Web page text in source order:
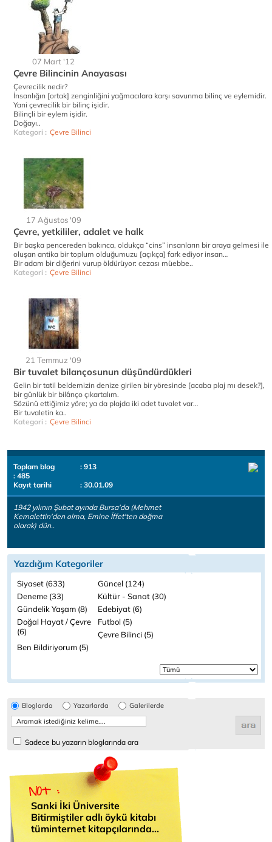
07 Mart '12
Çevre Bilincinin Anayasası
Çevrecilik nedir?
İnsanlığın [ortak] zenginliğini yağmacılara karşı savunma bilinç ve eylemidir.
Yani çevrecilik bir bilinç işidir.
Bilinçli bir eylem işidir.
Doğayı..
Kategori : Çevre Bilinci
17 Ağustos '09
Çevre, yetkililer, adalet ve halk
Bir başka pencereden bakınca, oldukça “cins” insanların bir araya gelmesi ile
oluşan antika bir toplum olduğumuzu [açıkça] fark ediyor insan…
Bir adam bir diğerini vurup öldürüyor: cezası müebbe..
Kategori : Çevre Bilinci
21 Temmuz '09
Bir tuvalet bilançosunun düşündürdükleri
Gelin bir tatil beldemizin denize girilen bir yöresinde [acaba plaj mı desek?],
bir günlük bir bilânço çıkartalım.
Sözünü ettiğimiz yöre; ya da plajda iki adet tuvalet var…
Bir tuvaletin ka..
Kategori : Çevre Bilinci
Toplam blog
: 913
: 485
Kayıt tarihi
: 30.01.09
1942 yılının Şubat ayında Bursa'da (Mehmet
Kemalettin'den olma, Emine İffet'ten doğma
olarak) dün..
Yazdığım Kategoriler
Siyaset (633)
Güncel (124)
Deneme (33)
Kültür - Sanat (30)
Gündelik Yaşam (8)
Edebiyat (6)
Doğal Hayat / Çevre
(6)
Futbol (5)
Çevre Bilinci (5)
Ben Bildiriyorum (5)
Bloglarda Yazarlarda Galerilerde
Sadece bu yazarın bloglarında ara
Sanki İki Üniversite
Bitirmiştiler adlı öykü kitabı
tüminternet kitapçılarında...